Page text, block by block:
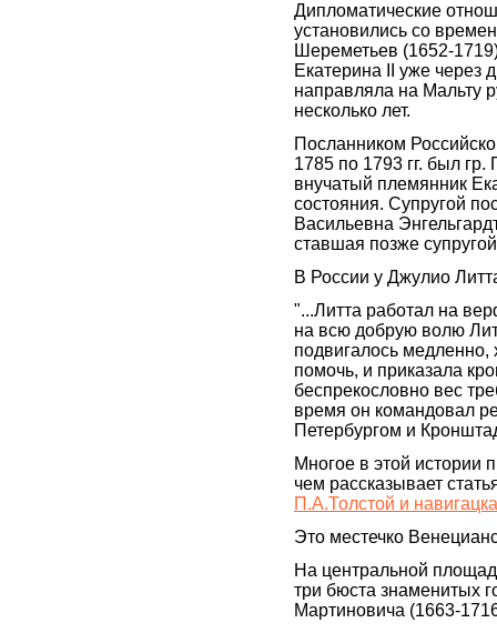
Дипломатические
установились со
Шереметьев (1652-
Екатерина II уже через
направляла на Мальту
несколько лет.
Посланником
1785 по 1793 гг. был
внучатый племянник
состояния. Супругой
Васильевна
ставшая позже
В России у Джулио
"...Литта работал на
на всю добрую волю
подвигалось
помочь, и приказала
беспрекословно вес
время он командовал
Петербургом и
Многое в этой истории
чем рассказывает
П.А.Толстой и
Это местечко
На центральной
три бюста знаменитых
Мартиновича (1663-